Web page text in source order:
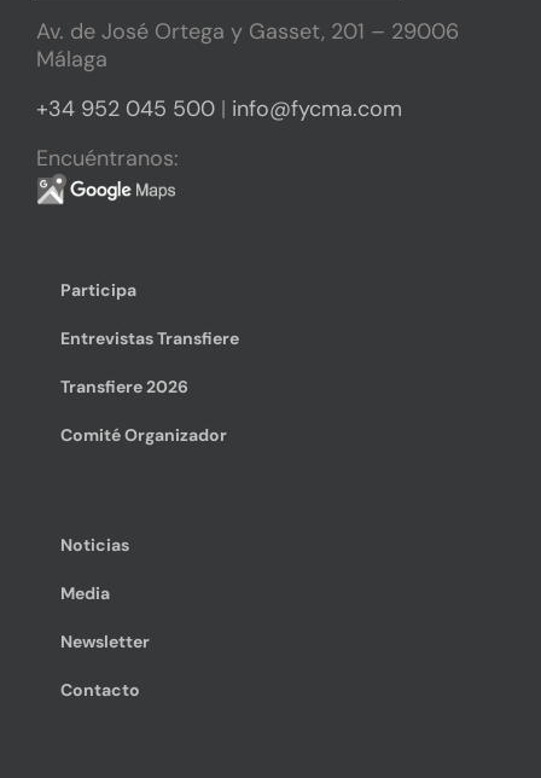
Av. de José Ortega y Gasset, 201 – 29006
Málaga
+34 952 045 500 | info@fycma.com
Encuéntranos:
Participa
Entrevistas Transfiere
Transfiere 2026
Comité Organizador
Noticias
Media
Newsletter
Contacto